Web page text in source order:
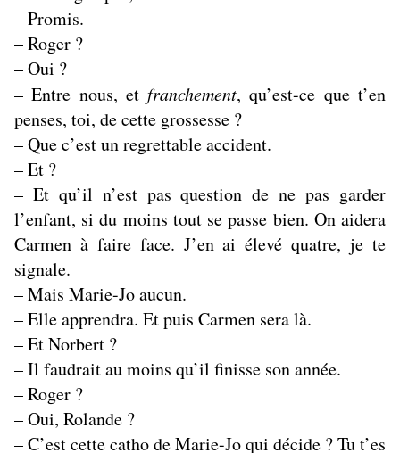
– Promis.
– Roger ?
– Oui ?
– Entre nous, etfranchement, qu’est-ce que t’en
penses, toi, de cette grossesse ?
– Que c’est un regrettable accident.
– Et ?
– Et qu’il n’est pas question de ne pas garder
l’enfant, si du moins tout se passe bien. On aidera
Carmen à faire face. J’en ai élevé quatre, je te
signale.
– Mais Marie-Jo aucun.
– Elle apprendra. Et puis Carmen sera là.
– Et Norbert ?
– Il faudrait au moins qu’il finisse son année.
– Roger ?
– Oui, Rolande ?
– C’est cette catho de Marie-Jo qui décide ? Tu t’es